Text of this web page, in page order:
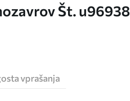
Št. u96938
vprašanja